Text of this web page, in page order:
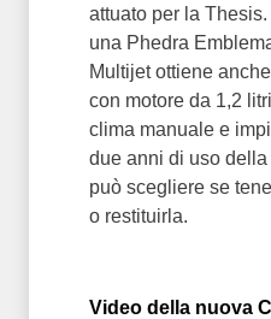
attuato per la
una Phedra
Multijet ottiene
con motore da 1,2
clima manuale e
due anni di uso
può scegliere se
o restituirla.
Video della nuova